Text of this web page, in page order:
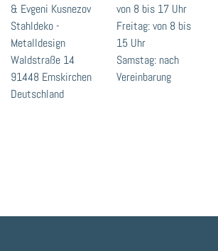
& Evgeni Kusnezov
Stahldeko -
Metalldesign
Waldstraße 14
91448 Emskirchen
Deutschland
von 8 bis 17 Uhr
Freitag: von 8 bis
15 Uhr
Samstag: nach
Vereinbarung